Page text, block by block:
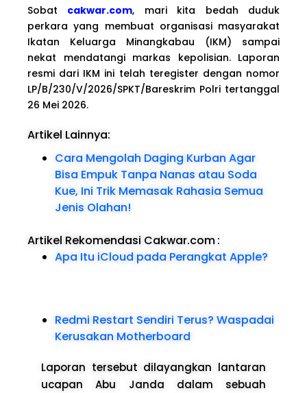
Sobat cakwar.com, mari kita bedah duduk
perkara yang membuat organisasi masyarakat
Ikatan Keluarga Minangkabau (IKM) sampai
nekat mendatangi markas kepolisian. Laporan
resmi dari IKM ini telah teregister dengan nomor
LP/B/230/V/2026/SPKT/Bareskrim Polri tertanggal
26 Mei 2026.
Artikel Lainnya:
Cara Mengolah Daging Kurban Agar
Bisa Empuk Tanpa Nanas atau Soda
Kue, Ini Trik Memasak Rahasia Semua
Jenis Olahan!
Artikel Rekomendasi Cakwar.com:
Apa Itu iCloud pada Perangkat Apple?
Redmi Restart Sendiri Terus? Waspadai
Kerusakan Motherboard
Laporan tersebut dilayangkan lantaran
ucapan Abu Janda dalam sebuah